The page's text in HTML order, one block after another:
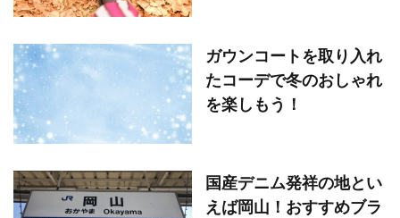
ガウンコートを取り入れ
たコーデで冬のおしゃれ
を楽しもう！
国産デニム発祥の地とい
えば岡山！おすすめブラ